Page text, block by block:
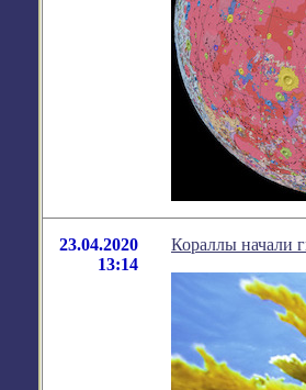
23.04.2020
13:14
Кораллы начали